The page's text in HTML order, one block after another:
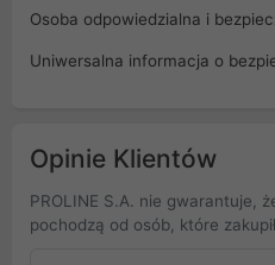
Osoba odpowiedzialna i
Uniwersalna informacja o
Opinie Klientów
PROLINE S.A. nie gwarantuje,
pochodzą od osób, które